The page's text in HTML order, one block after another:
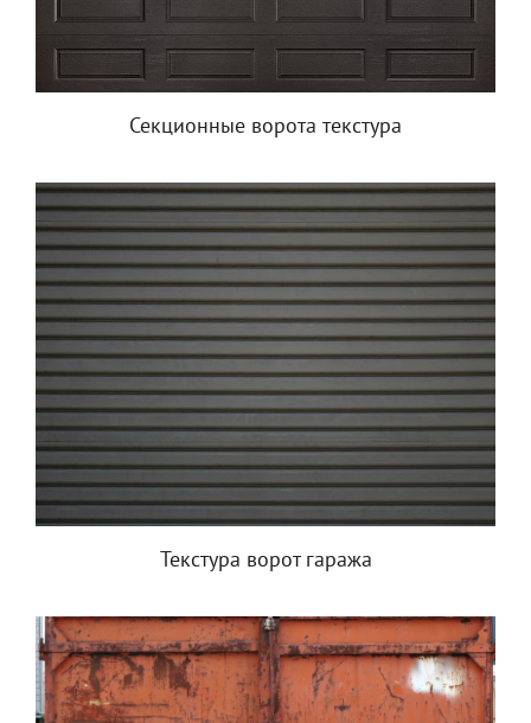
Секционные ворота текстура
Текстура ворот гаража